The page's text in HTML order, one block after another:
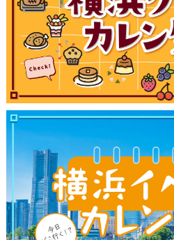
ブログ記事
サイトについて